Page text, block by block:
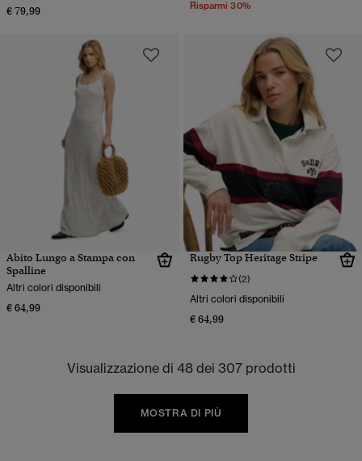
€ 79,99
Risparmi 30%
Abito Lungo a Stampa con
Spalline
Altri colori disponibili
€ 64,99
Rugby Top Heritage Stripe
(2)
Altri colori disponibili
€ 64,99
Visualizzazione di 48 dei 307 prodotti
MOSTRA DI PIÙ